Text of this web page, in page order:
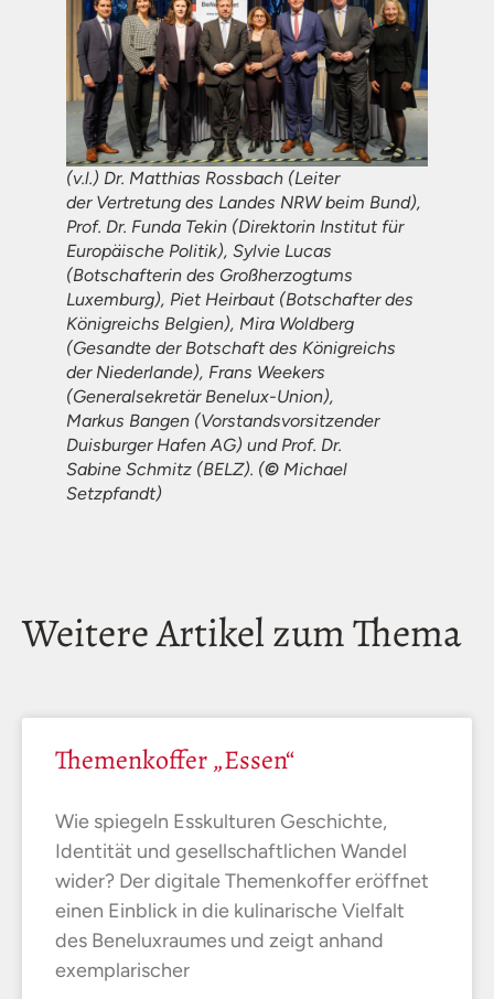
(v.l.) Dr. Matthias Rossbach (Leiter
der Vertretung des Landes NRW beim Bund),
Prof. Dr. Funda Tekin (Direktorin Institut für
Europäische Politik), Sylvie Lucas
(Botschafterin des Großherzogtums
Luxemburg), Piet Heirbaut (Botschafter des
Königreichs Belgien), Mira Woldberg
(Gesandte der Botschaft des Königreichs
der Niederlande), Frans Weekers
(Generalsekretär Benelux-Union),
Markus Bangen (Vorstandsvorsitzender
Duisburger Hafen AG) und Prof. Dr.
Sabine Schmitz (BELZ). (© Michael
Setzpfandt)
Weitere Artikel zum Thema
Themenkoffer „Essen“
Wie spiegeln Esskulturen Geschichte,
Identität und gesellschaftlichen Wandel
wider? Der digitale Themenkoffer eröffnet
einen Einblick in die kulinarische Vielfalt
des Beneluxraumes und zeigt anhand
exemplarischer